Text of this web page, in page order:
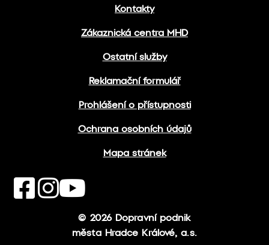
Kontakty
Zákaznická centra MHD
Ostatní služby
Reklamační formulář
Prohlášení o přístupnosti
Ochrana osobních údajů
Mapa stránek
© 2026 Dopravní podnik
města Hradce Králové, a.s.